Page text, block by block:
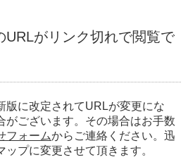
URLがリンク切れで閲覧で
版に改定されてURLが変更にな
がございます。その場合はお手数
フォームからご連絡ください。迅
プに変更させて頂きます。